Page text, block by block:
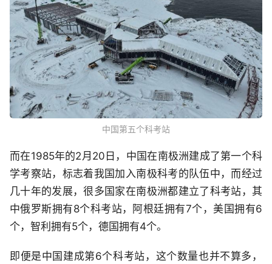
中国第五个科考站
而在1985年的2月20日，中国在南极洲建成了第一个科
学考察站，标志着我国加入南极科考的队伍中，而经过
几十年的发展，很多国家在南极洲都建立了科考站，其
中俄罗斯拥有8个科考站，阿根廷拥有7个，美国拥有6
个，智利拥有5个，德国拥有4个。
即便是中国建成第6个科考站，这个数量也并不算多，